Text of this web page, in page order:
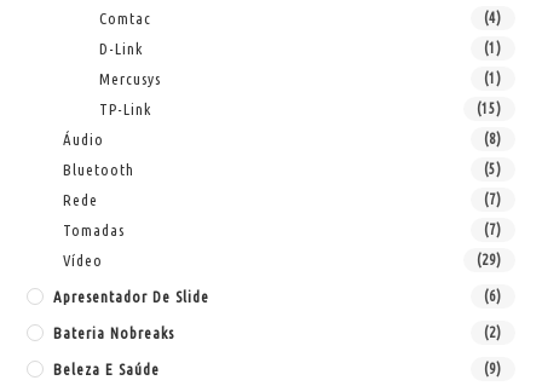
Comtac (4)
D-Link (1)
Mercusys (1)
TP-Link (15)
Áudio (8)
Bluetooth (5)
Rede (7)
Tomadas (7)
Vídeo (29)
Apresentador De Slide (6)
Bateria Nobreaks (2)
Beleza E Saúde (9)